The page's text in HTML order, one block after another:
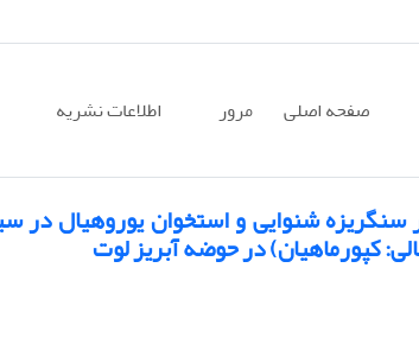
صفحه اصلی مرور اطلاعات نشریه